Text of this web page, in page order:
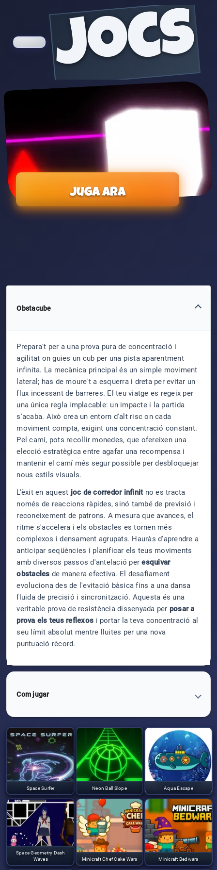
jocs
Juga ara
Obstacube
Prepara't per a una prova pura de concentració i
agilitat on guies un cub per una pista aparentment
infinita. La mecànica principal és un simple moviment
lateral; has de moure't a esquerra i dreta per evitar un
flux incessant de barreres. El teu viatge es regeix per
una única regla implacable: un impacte i la partida
s'acaba. Això crea un entorn d'alt risc on cada
moviment compta, exigint una concentració constant.
Pel camí, pots recollir monedes, que ofereixen una
elecció estratègica entre agafar una recompensa i
mantenir el camí més segur possible per desbloquejar
nous estils visuals.
L'èxit en aquest joc de corredor infinitno es tracta
només de reaccions ràpides, sinó també de previsió i
reconeixement de patrons. A mesura que avances, el
ritme s'accelera i els obstacles es tornen més
complexos i densament agrupats. Hauràs d'aprendre a
anticipar seqüències i planificar els teus moviments
amb diversos passos d'antelació peresquivar
obstacles de manera efectiva. El desafiament
evoluciona des de l'evitació bàsica fins a una dansa
fluida de precisió i sincronització. Aquesta és una
veritable prova de resistència dissenyada per posar a
prova els teus reflexos i portar la teva concentració al
seu límit absolut mentre lluites per una nova
puntuació rècord.
Com jugar
Space Surfer Neon Ball Slope Aqua Escape
Space Geometry Dash
Waves
Minicraft Chef Cake Wars Minicraft Bedwars